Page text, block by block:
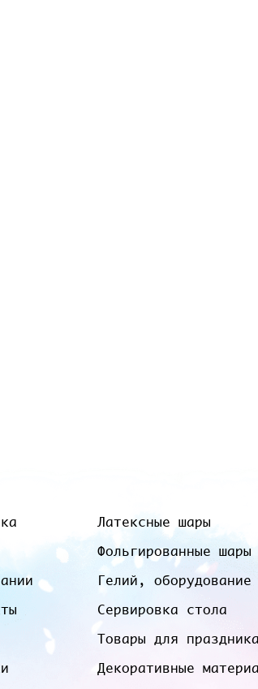
Латексные шары
Фольгированные шары
Гелий, оборудование
Сервировка стола
Товары для праздника
Декоративные